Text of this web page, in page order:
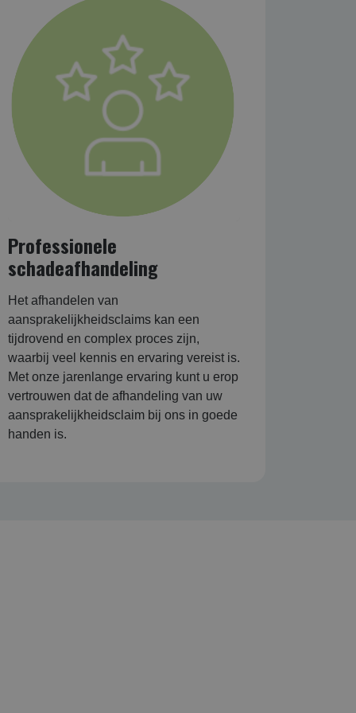
Professionele
schadeafhandeling
Het afhandelen van
aansprakelijkheidsclaims kan een
tijdrovend en complex proces zijn,
waarbij veel kennis en ervaring vereist is.
Met onze jarenlange ervaring kunt u erop
vertrouwen dat de afhandeling van uw
aansprakelijkheidsclaim bij ons in goede
handen is.